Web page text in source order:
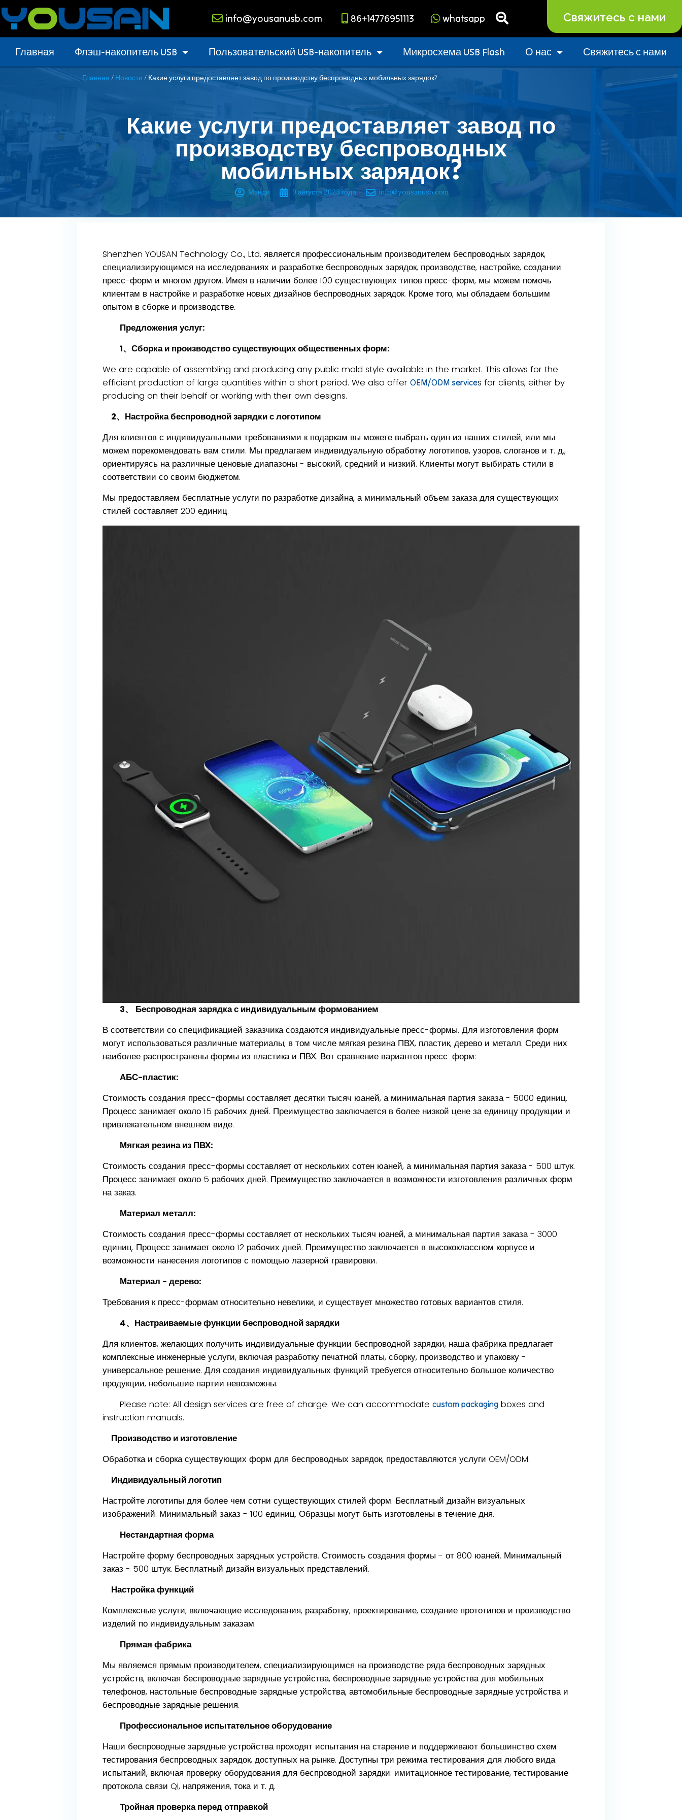
info@yousanusb.com 86+14776951113 whatsapp Свяжитесь с нами
Главная Флэш-накопитель USB Пользовательский USB-накопитель Микросхема USB Flash О нас Свяжитесь с нами
Главная / Новости / Какие услуги предоставляет завод по производству беспроводных мобильных зарядок?
Какие услуги предоставляет завод по
производству беспроводных
мобильных зарядок?
Мэнди 9 августа 2023 года info@yousanusb.com
Shenzhen YOUSAN Technology Co., Ltd. является профессиональным производителем беспроводных зарядок,
специализирующимся на исследованиях и разработке беспроводных зарядок, производстве, настройке, создании
пресс-форм и многом другом. Имея в наличии более 100 существующих типов пресс-форм, мы можем помочь
клиентам в настройке и разработке новых дизайнов беспроводных зарядок. Кроме того, мы обладаем большим
опытом в сборке и производстве.
Предложения услуг:
1、Сборка и производство существующих общественных форм:
We are capable of assembling and producing any public mold style available in the market. This allows for the
efficient production of large quantities within a short period. We also offer OEM/ODM services for clients, either by
producing on their behalf or working with their own designs.
2、Настройка беспроводной зарядки с логотипом
Для клиентов с индивидуальными требованиями к подаркам вы можете выбрать один из наших стилей, или мы
можем порекомендовать вам стили. Мы предлагаем индивидуальную обработку логотипов, узоров, слоганов и т. д.,
ориентируясь на различные ценовые диапазоны - высокий, средний и низкий. Клиенты могут выбирать стили в
соответствии со своим бюджетом.
Мы предоставляем бесплатные услуги по разработке дизайна, а минимальный объем заказа для существующих
стилей составляет 200 единиц.
3、 Беспроводная зарядка с индивидуальным формованием
В соответствии со спецификацией заказчика создаются индивидуальные пресс-формы. Для изготовления форм
могут использоваться различные материалы, в том числе мягкая резина ПВХ, пластик, дерево и металл. Среди них
наиболее распространены формы из пластика и ПВХ. Вот сравнение вариантов пресс-форм:
АБС-пластик:
Стоимость создания пресс-формы составляет десятки тысяч юаней, а минимальная партия заказа - 5000 единиц.
Процесс занимает около 15 рабочих дней. Преимущество заключается в более низкой цене за единицу продукции и
привлекательном внешнем виде.
Мягкая резина из ПВХ:
Стоимость создания пресс-формы составляет от нескольких сотен юаней, а минимальная партия заказа - 500 штук.
Процесс занимает около 5 рабочих дней. Преимущество заключается в возможности изготовления различных форм
на заказ.
Материал металл:
Стоимость создания пресс-формы составляет от нескольких тысяч юаней, а минимальная партия заказа - 3000
единиц. Процесс занимает около 12 рабочих дней. Преимущество заключается в высококлассном корпусе и
возможности нанесения логотипов с помощью лазерной гравировки.
Материал - дерево:
Требования к пресс-формам относительно невелики, и существует множество готовых вариантов стиля.
4、Настраиваемые функции беспроводной зарядки
Для клиентов, желающих получить индивидуальные функции беспроводной зарядки, наша фабрика предлагает
комплексные инженерные услуги, включая разработку печатной платы, сборку, производство и упаковку -
универсальное решение. Для создания индивидуальных функций требуется относительно большое количество
продукции, небольшие партии невозможны.
Please note: All design services are free of charge. We can accommodate custom packaging boxes and
instruction manuals.
Производство и изготовление
Обработка и сборка существующих форм для беспроводных зарядок, предоставляются услуги OEM/ODM.
Индивидуальный логотип
Настройте логотипы для более чем сотни существующих стилей форм. Бесплатный дизайн визуальных
изображений. Минимальный заказ - 100 единиц. Образцы могут быть изготовлены в течение дня.
Нестандартная форма
Настройте форму беспроводных зарядных устройств. Стоимость создания формы - от 800 юаней. Минимальный
заказ - 500 штук. Бесплатный дизайн визуальных представлений.
Настройка функций
Комплексные услуги, включающие исследования, разработку, проектирование, создание прототипов и производство
изделий по индивидуальным заказам.
Прямая фабрика
Мы являемся прямым производителем, специализирующимся на производстве ряда беспроводных зарядных
устройств, включая беспроводные зарядные устройства, беспроводные зарядные устройства для мобильных
телефонов, настольные беспроводные зарядные устройства, автомобильные беспроводные зарядные устройства и
беспроводные зарядные решения.
Профессиональное испытательное оборудование
Наши беспроводные зарядные устройства проходят испытания на старение и поддерживают большинство схем
тестирования беспроводных зарядок, доступных на рынке. Доступны три режима тестирования для любого вида
испытаний, включая проверку оборудования для беспроводной зарядки: имитационное тестирование, тестирование
протокола связи QI, напряжения, тока и т. д.
Тройная проверка перед отправкой